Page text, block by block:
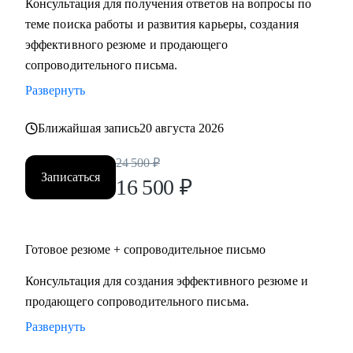
Кому могу помочь:
• карьерного консультирования
• продаж
• маркетинга
• аналитики
• финансов
• логистики
Я помогу вам, даже если вы:
• несколько лет не работали;
Консультация для получения ответов на вопросы по
теме поиска работы и развития карьеры, создания
эффективного резюме и продающего
сопроводительного письма.
Развернуть
Ближайшая запись20 августа 2026
Записаться
24 500 ₽
16 500 ₽
Готовое резюме + сопроводительное письмо
Консультация для создания эффективного резюме и
продающего сопроводительного письма.
Развернуть